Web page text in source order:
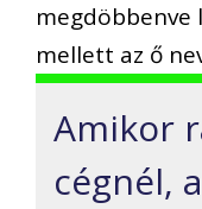
megdöbbenve
mellett az ő
Amikor
cégnél,